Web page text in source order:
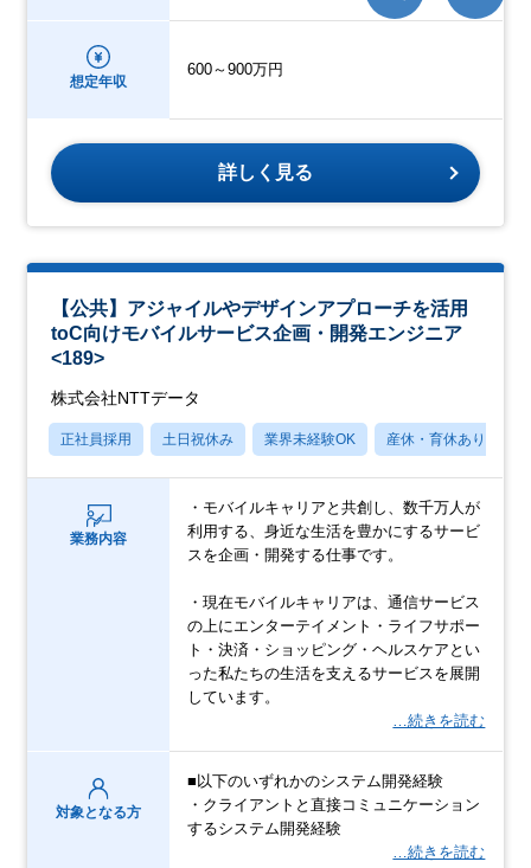
想定年収
600～900万円
詳しく見る
【公共】アジャイルやデザインアプローチを活用
toC向けモバイルサービス企画・開発エンジニア
<189>
株式会社NTTデータ
正社員採用 土日祝休み 業界未経験OK 産休・育休あり
業務内容
・モバイルキャリアと共創し、数千万人が
利用する、身近な生活を豊かにするサービ
スを企画・開発する仕事です。
・現在モバイルキャリアは、通信サービス
の上にエンターテイメント・ライフサポー
ト・決済・ショッピング・ヘルスケアとい
った私たちの生活を支えるサービスを展開
しています。
…続きを読む
対象となる方
■以下のいずれかのシステム開発経験
・クライアントと直接コミュニケーション
するシステム開発経験
…続きを読む